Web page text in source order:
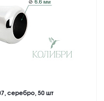
серебро, 50 шт